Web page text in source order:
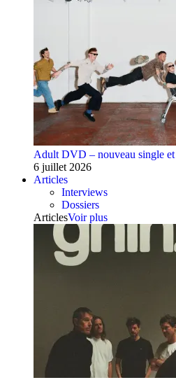
Adult DVD – nouveau single et
6 juillet 2026
Articles
Interviews
Dossiers
ArticlesVoir plus